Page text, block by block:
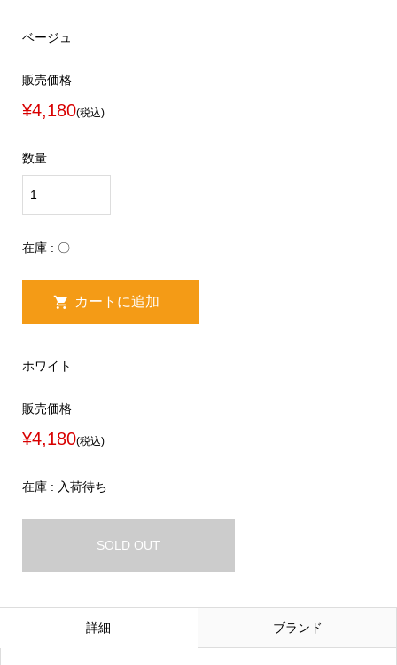
ベージュ
販売価格
¥4,180(税込)
数量
在庫 : 〇
ホワイト
販売価格
¥4,180(税込)
在庫 : 入荷待ち
SOLD OUT
詳細 ブランド